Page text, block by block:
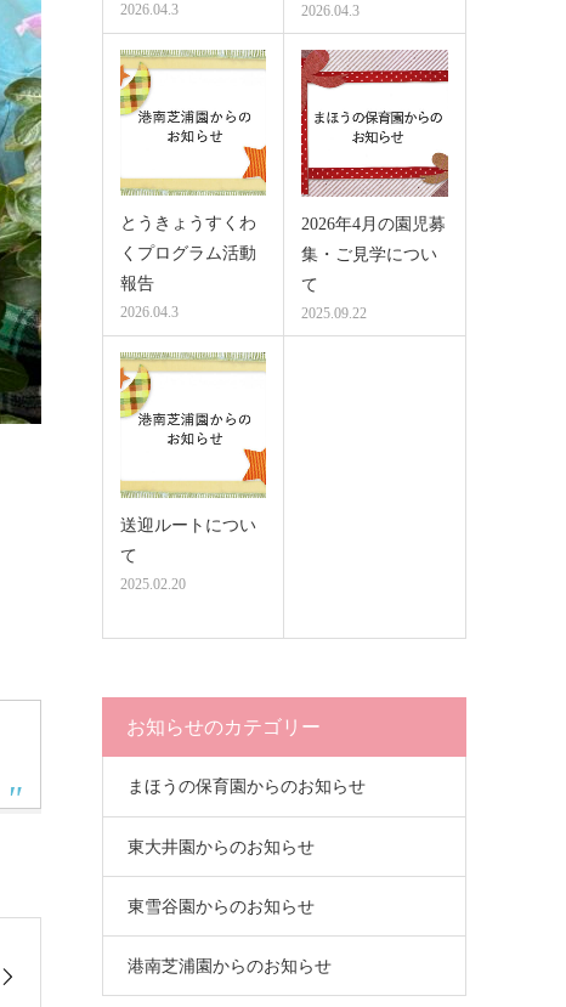
2026.04.3 2026.04.3
とうきょうすくわ
くプログラム活動
報告
2026.04.3
2026年4月の園児募
集・ご見学につい
て
2025.09.22
送迎ルートについ
て
2025.02.20
お知らせのカテゴリー
まほうの保育園からのお知らせ
東大井園からのお知らせ
東雪谷園からのお知らせ
港南芝浦園からのお知らせ